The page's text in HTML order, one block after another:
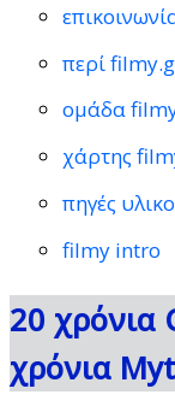
περί
ομάδα
χάρτης
πηγές
filmy intro
20 χρόνια
χρόνια